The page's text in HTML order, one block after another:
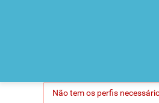
Não tem os perfis